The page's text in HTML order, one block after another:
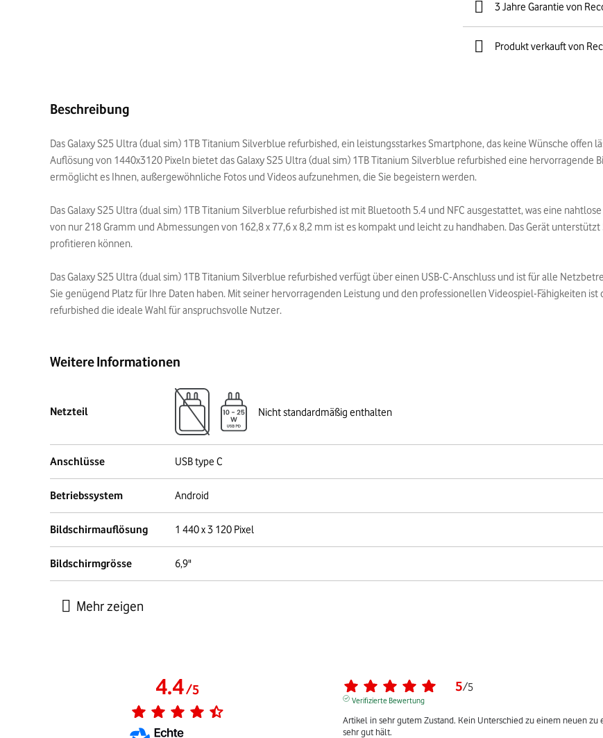
3 Jahre Garantie von
Produkt verkauft von
Beschreibung
Das Galaxy S25 Ultra (dual sim) 1TB Titanium Silverblue refurbished, ein leistungsstarkes Smartphone, das keine Wünsche
Auflösung von 1440x3120 Pixeln bietet das Galaxy S25 Ultra (dual sim) 1TB Titanium Silverblue refurbished eine
ermöglicht es Ihnen, außergewöhnliche Fotos und Videos aufzunehmen, die Sie begeistern werden.
Das Galaxy S25 Ultra (dual sim) 1TB Titanium Silverblue refurbished ist mit Bluetooth 5.4 und NFC ausgestattet, was eine
von nur 218 Gramm und Abmessungen von 162,8 x 77,6 x 8,2 mm ist es kompakt und leicht zu handhaben. Das Gerät
profitieren können.
Das Galaxy S25 Ultra (dual sim) 1TB Titanium Silverblue refurbished verfügt über einen USB-C-Anschluss und ist für alle
Sie genügend Platz für Ihre Daten haben. Mit seiner hervorragenden Leistung und den professionellen Videospiel-Fähigkeiten ist
refurbished die ideale Wahl für anspruchsvolle Nutzer.
Weitere Informationen
Netzteil Nicht standardmäßig enthalten
Anschlüsse USB type C
Betriebssystem Android
Bildschirmauflösung 1 440 x 3 120 Pixel
Bildschirmgrösse 6,9"
4.4/5 5/5
Verifizierte Bewertung
Artikel in sehr gutem Zustand. Kein Unterschied zu einem neuen
sehr gut hält.